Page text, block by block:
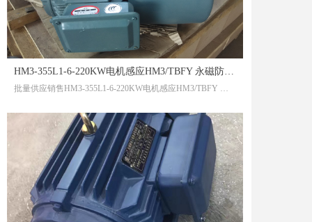
HM3-355L1-6-220KW电机感应HM3/TBFY 永磁防爆电机潜意识的大海自动
批量供应销售HM3-355L1-6-220KW电机感应HM3/TBFY 永磁防爆电机潜意识的大海自动